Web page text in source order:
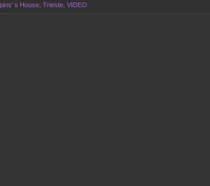
s House Trieste VIDEO